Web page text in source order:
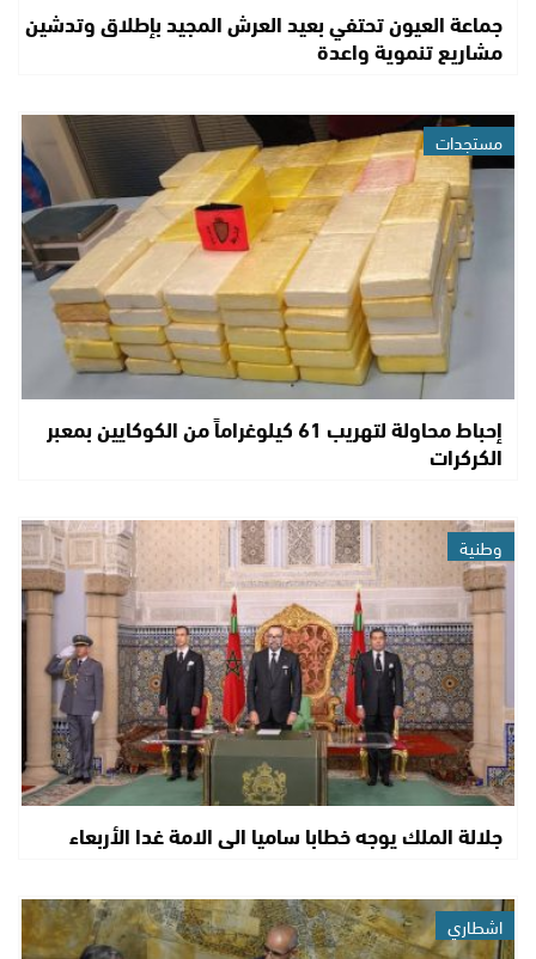
جماعة العيون تحتفي بعيد العرش المجيد بإطلاق وتدشين
مشاريع تنموية واعدة
مستجدات
إحباط محاولة لتهريب 61 كيلوغراماً من الكوكايين بمعبر
الكركرات
وطنية
جلالة الملك يوجه خطابا ساميا الى الامة غدا الأربعاء
اشطاري